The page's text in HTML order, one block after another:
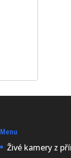
Menu
Živé kamery z